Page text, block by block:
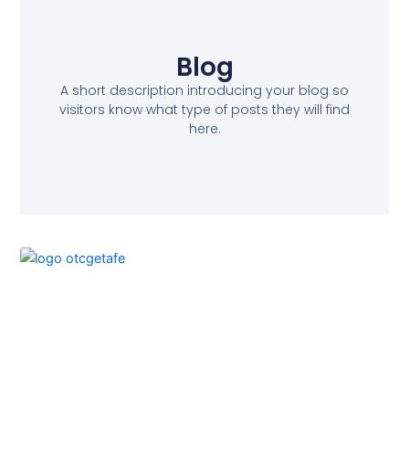
Blog
A short description introducing your blog so
visitors know what type of posts they will find
here.